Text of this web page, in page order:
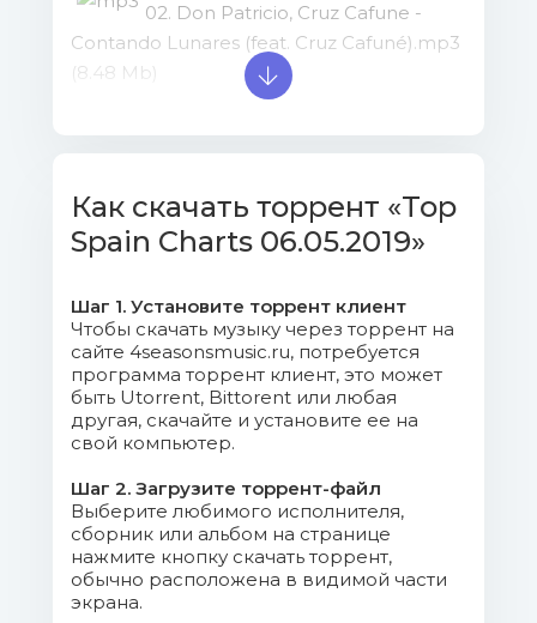
02. Don Patricio, Cruz Cafune -
Contando Lunares (feat. Cruz Cafuné).mp3
(8.48 Mb)
04. Daddy Yankee, Snow - Con
Calma.mp3 (7.47 Mb)
Brytiago, Mambo Kingz - Verte Ir.mp3 (10.3
Mb)
06. Dalex, Feid, Cazzu, Sech, Khea,
Lenny Tavarez, Raf - Pa Mí (Remix).mp3
07. Nicky Jam, Ozuna - Te
Robaré.mp3 (7.8 Mb)
Как скачать торрент «Top
Spain Charts 06.05.2019»
Шаг 1. Установите торрент клиент
Чтобы скачать музыку через торрент на
сайте 4seasonsmusic.ru, потребуется
программа торрент клиент, это может
быть Utorrent, Bittorent или любая
другая, скачайте и установите ее на
свой компьютер.
Шаг 2. Загрузите торрент-файл
Выберите любимого исполнителя,
сборник или альбом на странице
нажмите кнопку скачать торрент,
обычно расположена в видимой части
экрана.